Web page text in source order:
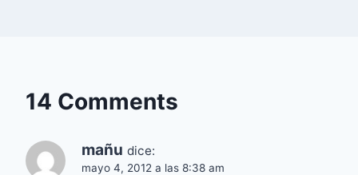
14 Comments
mañu dice:
mayo 4, 2012 a las 8:38 am